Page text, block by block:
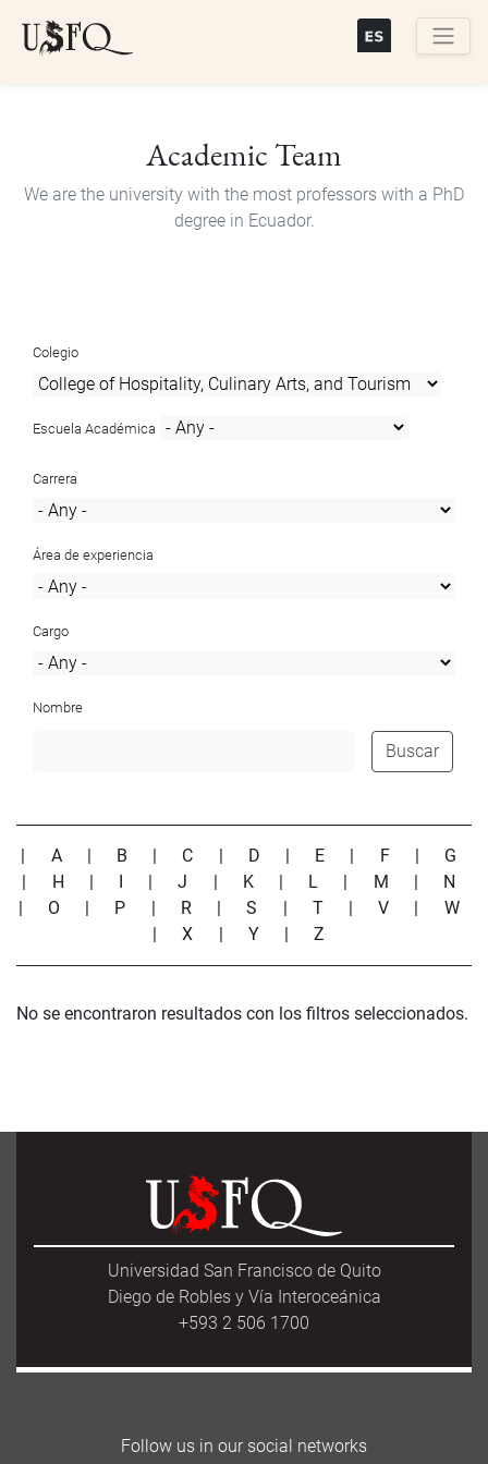
Academic Team
We are the university with the most professors with a PhD
degree in Ecuador.
Colegio
Escuela Académica
Carrera
Área de experiencia
Cargo
Nombre
Buscar
| A | B | C | D | E | F | G
| H | I |J | K | L | M | N
| O | P | R |S | T |V | W
|X | Y |Z
No se encontraron resultados con los filtros seleccionados.
Universidad San Francisco de Quito
Diego de Robles y Vía Interoceánica
+593 2 506 1700
Follow us in our social networks